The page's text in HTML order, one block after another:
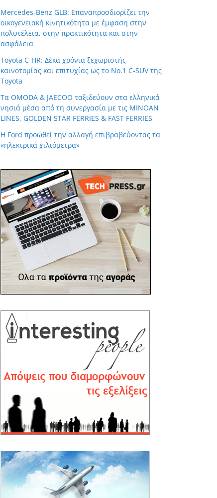
Mercedes-Benz GLB: Επαναπροσδιορίζει την
οικογενειακή κινητικότητα με έμφαση στην
πολυτέλεια, στην πρακτικότητα και στην
ασφάλεια
Toyota C-HR: Δέκα χρόνια ξεχωριστής
καινοτομίας και επιτυχίας ως το Νο.1 C-SUV της
Toyota
Τα OMODA & JAECOO ταξιδεύουν στα ελληνικά
νησιά μέσα από τη συνεργασία με τις MINOAN
LINES, GOLDEN STAR FERRIES & FAST FERRIES
Η Ford προωθεί την αλλαγή επιβραβεύοντας τα
«ηλεκτρικά χιλιόμετρα»